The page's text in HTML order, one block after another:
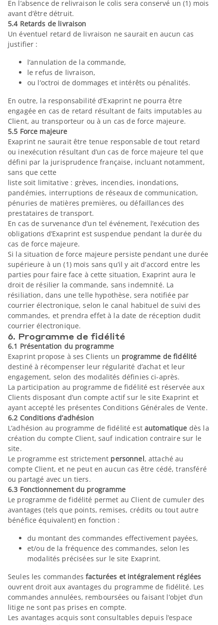
En l’absence de relivraison le colis sera conservé un (1) mois
avant d’être détruit.
5.4 Retards de livraison
Un éventuel retard de livraison ne saurait en aucun cas
justifier :
l’annulation de la commande,
le refus de livraison,
ou l’octroi de dommages et intérêts ou pénalités.
En outre, la responsabilité d’Exaprint ne pourra être
engagée en cas de retard résultant de faits imputables au
Client, au transporteur ou à un cas de force majeure.
5.5 Force majeure
Exaprint ne saurait être tenue responsable de tout retard
ou inexécution résultant d’un cas de force majeure tel que
défini par la jurisprudence française, incluant notamment,
sans que cette
liste soit limitative : grèves, incendies, inondations,
pandémies, interruptions de réseaux de communication,
pénuries de matières premières, ou défaillances des
prestataires de transport.
En cas de survenance d’un tel événement, l’exécution des
obligations d’Exaprint est suspendue pendant la durée du
cas de force majeure.
Si la situation de force majeure persiste pendant une durée
supérieure à un (1) mois sans qu’il y ait d’accord entre les
parties pour faire face à cette situation, Exaprint aura le
droit de résilier la commande, sans indemnité. La
résiliation, dans une telle hypothèse, sera notifiée par
courrier électronique, selon le canal habituel de suivi des
commandes, et prendra effet à la date de réception dudit
courrier électronique.
6. Programme de fidélité
6.1 Présentation du programme
Exaprint propose à ses Clients un programme de fidélité
destiné à récompenser leur régularité d’achat et leur
engagement, selon des modalités définies ci-après.
La participation au programme de fidélité est réservée aux
Clients disposant d’un compte actif sur le site Exaprint et
ayant accepté les présentes Conditions Générales de Vente.
6.2 Conditions d’adhésion
L’adhésion au programme de fidélité est automatique dès la
création du compte Client, sauf indication contraire sur le
site.
Le programme est strictement personnel, attaché au
compte Client, et ne peut en aucun cas être cédé, transféré
ou partagé avec un tiers.
6.3 Fonctionnement du programme
Le programme de fidélité permet au Client de cumuler des
avantages (tels que points, remises, crédits ou tout autre
bénéfice équivalent) en fonction :
du montant des commandes effectivement payées,
et/ou de la fréquence des commandes, selon les
modalités précisées sur le site Exaprint.
Seules les commandesfacturées et intégralement réglées
ouvrent droit aux avantages du programme de fidélité. Les
commandes annulées, remboursées ou faisant l’objet d’un
litige ne sont pas prises en compte.
Les avantages acquis sont consultables depuis l’espace